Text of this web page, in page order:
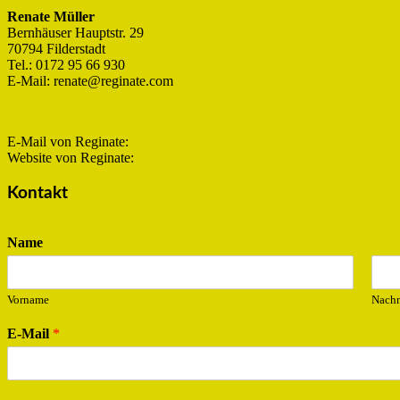
Renate Müller
Bernhäuser Hauptstr. 29
70794 Filderstadt
Tel.: 0172 95 66 930
E-Mail: renate@reginate.com
E-Mail von Reginate:
Website von Reginate:
Kontakt
Name
Vorname
E-Mail *